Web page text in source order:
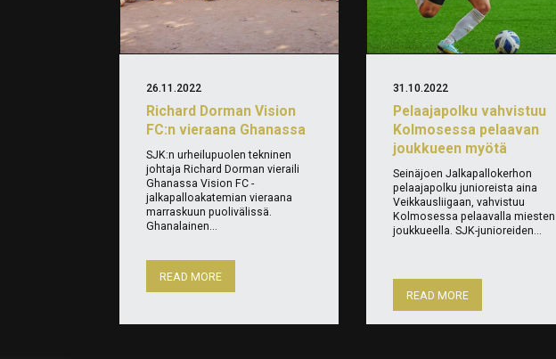
Richard Dorman Vision
FC:n vieraana Ghanassa
26.11.2022
SJK:n urheilupuolen tekninen
johtaja Richard Dorman vieraili
Ghanassa Vision FC -
jalkapalloakatemian vieraana
marraskuun puolivälissä.
Ghanalainen...
READ MORE
Pelaajapolku vahvistuu
Kolmosessa pelaavan
joukkueen myötä
31.10.2022
Seinäjoen Jalkapallokerhon
pelaajapolku junioreista aina
Veikkausliigaan, vahvistuu
Kolmosessa pelaavalla miesten
joukkueella. SJK-junioreiden...
READ MORE